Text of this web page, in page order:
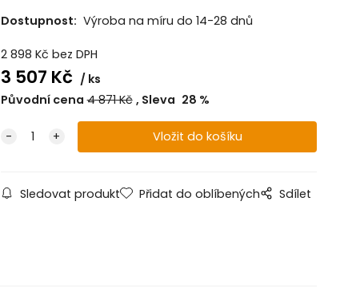
Dostupnost: Výroba na míru do 14-28 dnů
2 898 Kč bez DPH
3 507 Kč
ks
Původní cena 4 871Kč Sleva 28 %
Sledovat produkt Přidat do oblíbených Sdílet